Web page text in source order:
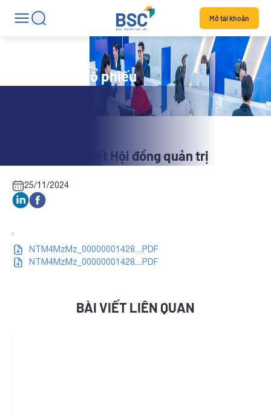
Mở tài khoản
Tin tức mã cổ phiếu
MCC: Nghị quyết Hội đồng quản trị
25/11/2024
.
NTM4MzMz_00000001428....PDF
NTM4MzMz_00000001428....PDF
BÀI VIẾT LIÊN QUAN